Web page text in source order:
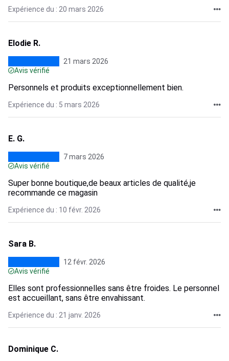
Expérience du : 20 mars 2026
Elodie R.
21 mars 2026
Avis vérifié
Personnels et produits exceptionnellement bien.
Expérience du : 5 mars 2026
E. G.
7 mars 2026
Avis vérifié
Super bonne boutique,de beaux articles de qualité,je
recommande ce magasin
Expérience du : 10 févr. 2026
Sara B.
12 févr. 2026
Avis vérifié
Elles sont professionnelles sans être froides. Le personnel
est accueillant, sans être envahissant.
Expérience du : 21 janv. 2026
Dominique C.